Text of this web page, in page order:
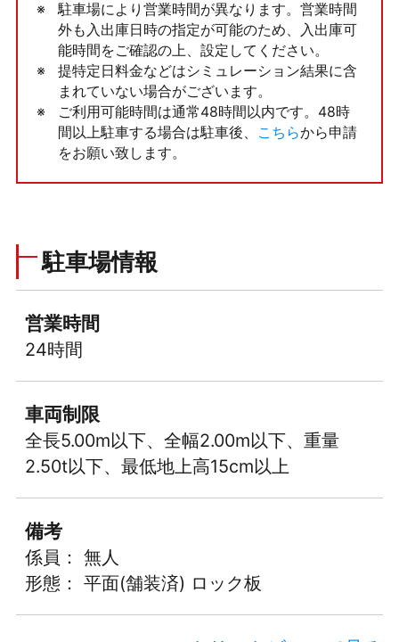
駐車場により営業時間が異なります。営業時間
外も入出庫日時の指定が可能のため、入出庫可
能時間をご確認の上、設定してください。
提特定日料金などはシミュレーション結果に含
まれていない場合がございます。
ご利用可能時間は通常48時間以内です。48時
間以上駐車する場合は駐車後、
こちらから申請
をお願い致します。
駐車場情報
営業時間
24時間
車両制限
全長5.00m以下、全幅2.00m以下、重量
2.50t以下、最低地上高15cm以上
備考
係員： 無人
形態： 平面(舗装済) ロック板